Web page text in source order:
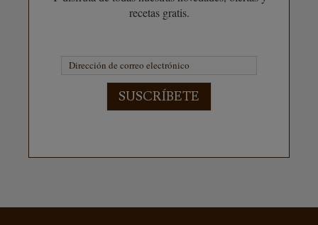
recetas gratis.
SUSCRÍBETE